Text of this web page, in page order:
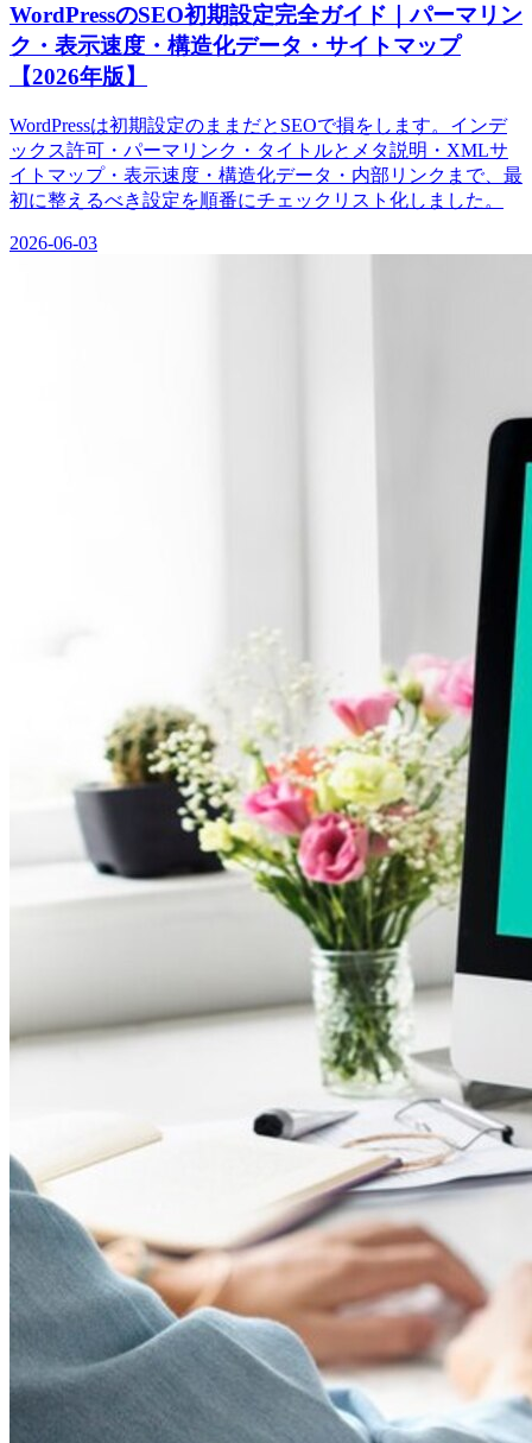
WordPressのSEO初期設定完全ガイド｜パーマリン
ク・表示速度・構造化データ・サイトマップ
【2026年版】
WordPressは初期設定のままだとSEOで損をします。インデ
ックス許可・パーマリンク・タイトルとメタ説明・XMLサ
イトマップ・表示速度・構造化データ・内部リンクまで、最
初に整えるべき設定を順番にチェックリスト化しました。
2026-06-03